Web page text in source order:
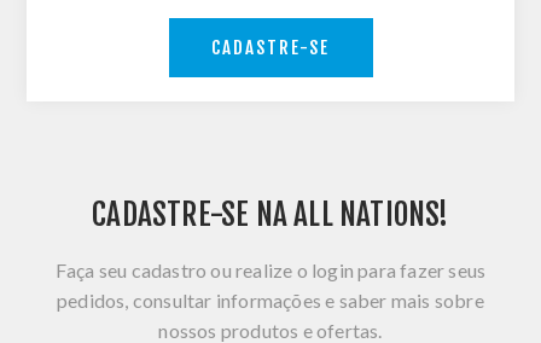
CADASTRE-SE
CADASTRE-SE NA ALL NATIONS!
Faça seu cadastro ou realize o login para fazer seus
pedidos, consultar informações e saber mais sobre
nossos produtos e ofertas.